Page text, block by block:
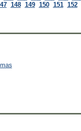
148 149 150 151 152